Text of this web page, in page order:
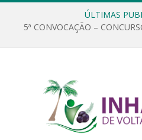
ÚLTIMAS
5ª CONVOCAÇÃO –